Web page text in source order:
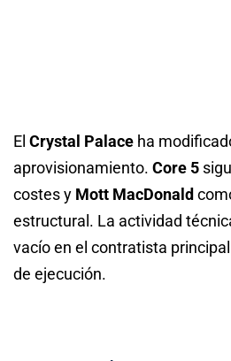
El Crystal Palace ha
aprovisionamiento. Core 5
costes y Mott MacDonald
estructural. La actividad
vacío en el contratista
de ejecución.